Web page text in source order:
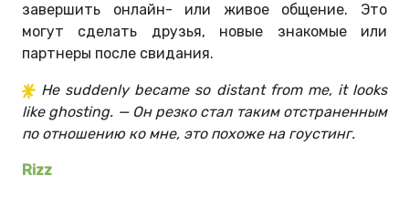
завершить онлайн- или живое общение. Это
могут сделать друзья, новые знакомые или
партнеры после свидания.
He suddenly became so distant from me, it looks
like ghosting. — Он резко стал таким отстраненным
по отношению ко мне, это похоже на гоустинг.
Rizz